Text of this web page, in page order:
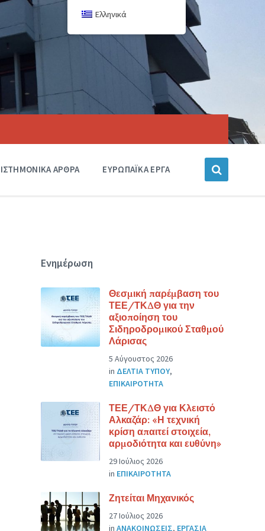
ΑΡΘΡΑ ΕΥΡΩΠΑΪΚΑ ΕΡΓΑ
Ενημέρωση
Θεσμική παρέμβαση του
ΤΕΕ/ΤΚΔΘ για την
αξιοποίηση του
Σιδηροδρομικού Σταθμού
Λάρισας
5 Αύγουστος 2026
in ΔΕΛΤΙΑ ΤΥΠΟΥ,
ΕΠΙΚΑΙΡΟΤΗΤΑ
ΤΕΕ/ΤΚΔΘ για Κλειστό
Αλκαζάρ: «Η τεχνική
κρίση απαιτεί στοιχεία,
αρμοδιότητα και ευθύνη»
29 Ιούλιος 2026
in ΕΠΙΚΑΙΡΟΤΗΤΑ
Ζητείται Μηχανικός
27 Ιούλιος 2026
inΑΝΑΚΟΙΝΩΣΕΙΣ, ΕΡΓΑΣΙΑ
Ελληνικά